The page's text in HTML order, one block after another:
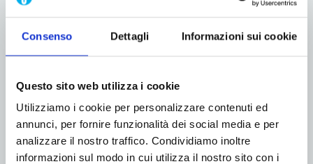
Consenso Dettagli Informazioni sui cookie
Questo sito web utilizza i cookie
Utilizziamo i cookie per personalizzare contenuti ed
annunci, per fornire funzionalità dei social media e per
analizzare il nostro traffico. Condividiamo inoltre
informazioni sul modo in cui utilizza il nostro sito con i